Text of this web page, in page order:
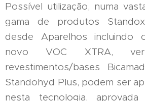
Possível utilização, numa
gama de produtos
desde Aparelhos incluindo
novo VOC XTRA,
revestimentos/bases
Standohyd Plus, podem ser
nesta tecnologia, aprovada